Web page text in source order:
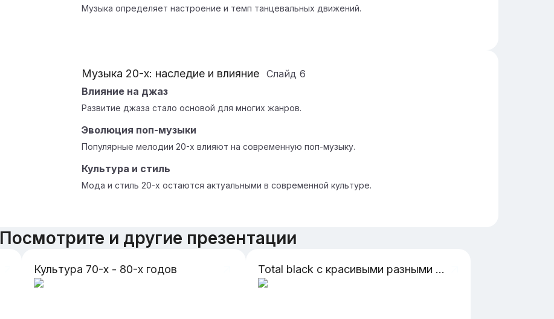
Музыка определяет настроение и темп танцевальных движений.
Музыка 20-х: наследие и влияние Слайд 6
Влияние на джаз
Развитие джаза стало основой для многих жанров.
Эволюция поп-музыки
Популярные мелодии 20-х влияют на современную поп-музыку.
Культура и стиль
Мода и стиль 20-х остаются актуальными в современной культуре.
Посмотрите и другие презентации
Культура 70-х - 80-х годов Total black с красивыми разными переходами